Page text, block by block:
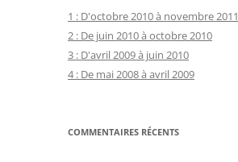
1 : D'octobre 2010 à novembre 2011
2 : De juin 2010 à octobre 2010
3 : D'avril 2009 à juin 2010
4 : De mai 2008 à avril 2009
COMMENTAIRES RÉCENTS